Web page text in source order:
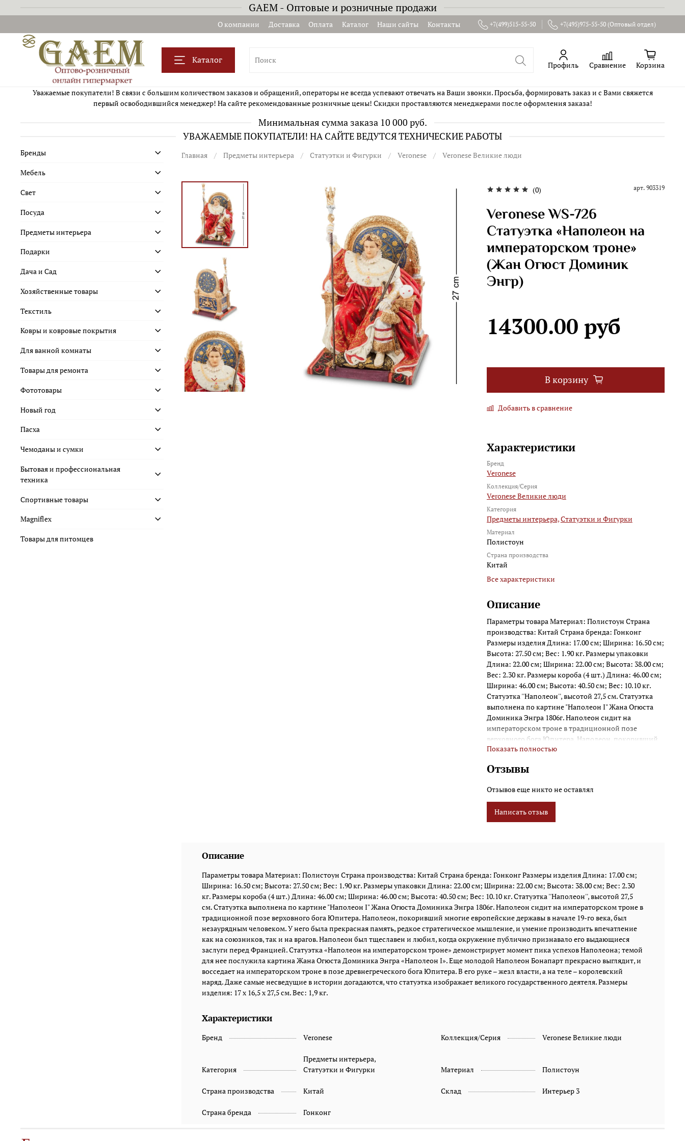
GAEM - Оптовые и розничные продажи
О компании Доставка Оплата Каталог Наши сайты Контакты +7(499)515-55-50 +7(495)975-55-50 (Оптовый отдел)
Каталог Профиль Сравнение Корзина
Уважаемые покупатели! В связи с большим количеством заказов и обращений, операторы не всегда успевают отвечать на Ваши звонки. Просьба, формировать заказ и с Вами свяжется
первый освободившийся менеджер! На сайте рекомендованные розничные цены! Скидки проставляются менеджерами после оформления заказа!
Минимальная сумма заказа 10 000 руб.
УВАЖАЕМЫЕ ПОКУПАТЕЛИ! НА САЙТЕ ВЕДУТСЯ ТЕХНИЧЕСКИЕ РАБОТЫ
Главная Предметы интерьера Статуэтки и Фигурки Veronese Veronese Великие люди
(0) арт. 903319
Veronese WS-726
Статуэтка «Наполеон на
императорском троне»
(Жан Огюст Доминик
Энгр)
14300.00 руб
В корзину
Добавить в сравнение
Характеристики
Бренд
Veronese
Коллекция/Серия
Veronese Великие люди
Категория
Предметы интерьера,Статуэтки и Фигурки
Материал
Полистоун
Страна производства
Китай
Все характеристики
Описание
Параметры товара Материал: Полистоун Страна
производства: Китай Страна бренда: Гонконг
Размеры изделия Длина: 17.00 см; Ширина: 16.50 см;
Высота: 27.50 см; Вес: 1.90 кг. Размеры упаковки
Длина: 22.00 см; Ширина: 22.00 см; Высота: 38.00 см;
Вес: 2.30 кг. Размеры короба (4 шт.) Длина: 46.00 см;
Ширина: 46.00 см; Высота: 40.50 см; Вес: 10.10 кг.
Статуэтка ''Наполеон'', высотой 27,5 см. Статуэтка
выполнена по картине "Наполеон I" Жана Огюста
Доминика Энгра 1806г. Наполеон сидит на
императорском троне в традиционной позе
верховного бога Юпитера. Наполеон, покоривший
многие европейские державы в начале 19-го века,
прекрасная память, редкое стратегическое
на союзников, так и на врагов. Наполеон был
тщеславен и любил, когда окружение публично
признавало его выдающиеся заслуги перед
Францией. Статуэтка «Наполеон на императорском
восседает на императорском троне в позе
древнегреческого бога Юпитера. В его руке – жезл
власти, а на теле – королевский наряд. Даже самые
несведущие в истории догадаются, что статуэтка
изображает великого государственного деятеля.
Размеры изделия: 17 x 16,5 x 27,5 см. Вес: 1,9 кг.
Показать полностью
Отзывы
Отзывов еще никто не оставлял
Написать отзыв
Описание
Параметры товара Материал: Полистоун Страна производства: Китай Страна бренда: Гонконг Размеры изделия Длина: 17.00 см;
Ширина: 16.50 см; Высота: 27.50 см; Вес: 1.90 кг. Размеры упаковки Длина: 22.00 см; Ширина: 22.00 см; Высота: 38.00 см; Вес: 2.30
кг. Размеры короба (4 шт.) Длина: 46.00 см; Ширина: 46.00 см; Высота: 40.50 см; Вес: 10.10 кг. Статуэтка ''Наполеон'', высотой 27,5
см. Статуэтка выполнена по картине "Наполеон I" Жана Огюста Доминика Энгра 1806г. Наполеон сидит на императорском троне в
традиционной позе верховного бога Юпитера. Наполеон, покоривший многие европейские державы в начале 19-го века, был
незаурядным человеком. У него была прекрасная память, редкое стратегическое мышление, и умение производить впечатление
как на союзников, так и на врагов. Наполеон был тщеславен и любил, когда окружение публично признавало его выдающиеся
заслуги перед Францией. Статуэтка «Наполеон на императорском троне» демонстрирует момент пика успехов Наполеона; темой
для нее послужила картина Жана Огюста Доминика Энгра «Наполеон I». Еще молодой Наполеон Бонапарт прекрасно выглядит, и
восседает на императорском троне в позе древнегреческого бога Юпитера. В его руке – жезл власти, а на теле – королевский
наряд. Даже самые несведущие в истории догадаются, что статуэтка изображает великого государственного деятеля. Размеры
изделия: 17 x 16,5 x 27,5 см. Вес: 1,9 кг.
Характеристики
Бренд Veronese Коллекция/Серия Veronese Великие люди
Категория
Предметы интерьера,
Статуэтки и Фигурки
Материал Полистоун
Страна производства Китай Склад Интерьер 3
Страна бренда Гонконг
Бренды
Мебель
Свет
Посуда
Предметы интерьера
Подарки
Дача и Сад
Хозяйственные товары
Текстиль
Ковры и ковровые покрытия
Для ванной комнаты
Товары для ремонта
Фототовары
Новый год
Пасха
Чемоданы и сумки
Бытовая и профессиональная
техника
Спортивные товары
Magniflex
Товары для питомцев